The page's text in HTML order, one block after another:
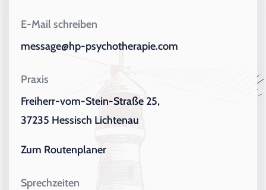
E-Mail schreiben
message@hp-psychotherapie.com
Praxis
Freiherr-vom-Stein-Straße 25,
37235 Hessisch Lichtenau
Zum Routenplaner
Sprechzeiten